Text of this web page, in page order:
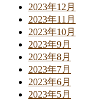
2023年12月
2023年11月
2023年10月
2023年9月
2023年8月
2023年7月
2023年6月
2023年5月